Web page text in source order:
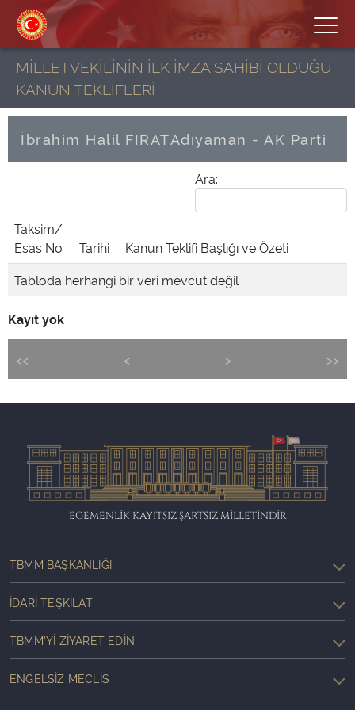
MİLLETVEKİLİNİN İLK İMZA SAHİBİ OLDUĞU
KANUN TEKLİFLERİ
İbrahim Halil FIRATAdıyaman - AK Parti
Ara:
Taksim/
Esas No
Tarihi
Kanun Teklifi Başlığı ve Özeti
Tabloda herhangi bir veri mevcut değil
Kayıt yok
<< < > >>
EGEMENLİK KAYITSIZ ŞARTSIZ MİLLETİNDİR
TBMM BAŞKANLIĞI
İDARI TEŞKILAT
TBMM'YI ZIYARET EDIN
ENGELSIZ MECLIS